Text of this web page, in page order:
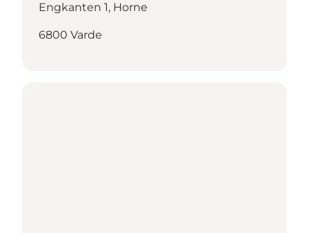
Engkanten 1, Horne
6800 Varde